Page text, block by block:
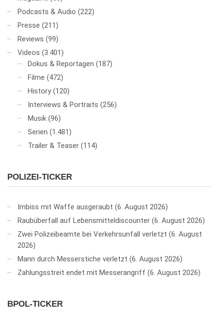
Podcasts & Audio (222)
Presse (211)
Reviews (99)
Videos (3.401)
Dokus & Reportagen (187)
Filme (472)
History (120)
Interviews & Portraits (256)
Musik (96)
Serien (1.481)
Trailer & Teaser (114)
POLIZEI-TICKER
Imbiss mit Waffe ausgeraubt 6. August 2026
Raubüberfall auf Lebensmitteldiscounter 6. August 2026
Zwei Polizeibeamte bei Verkehrsunfall verletzt 6. August
2026
Mann durch Messerstiche verletzt 6. August 2026
Zahlungsstreit endet mit Messerangriff 6. August 2026
BPOL-TICKER